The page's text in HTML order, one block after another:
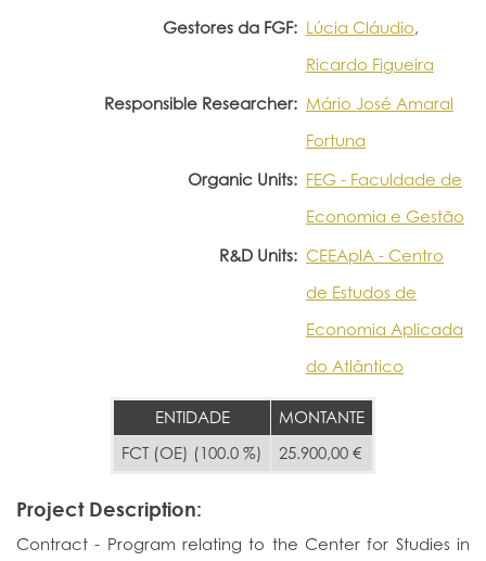
Gestores da FGF: Lúcia Cláudio,
Ricardo Figueira
Responsible Researcher: Mário José Amaral
Fortuna
Organic Units: FEG - Faculdade de
Economia e Gestão
R&D Units: CEEAplA - Centro
de Estudos de
Economia Aplicada
do Atlântico
ENTIDADE
MONTANTE
FCT (OE) (100.0 %)
25.900,00 €
Project Description:
Contract - Program relating to the Center for Studies in